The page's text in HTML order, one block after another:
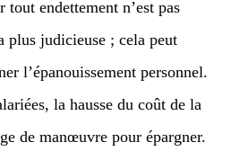
endettement n’est pas
plus judicieuse ; cela peut
l’épanouissement personnel.
la hausse du coût de la
de manœuvre pour épargner.